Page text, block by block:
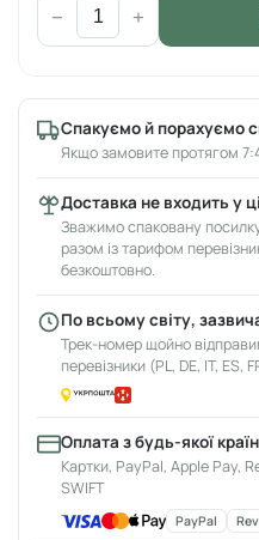
− +
Спакуємо й порахуємо
Якщо замовите протягом
Доставка не входить у
Зважимо спаковану
разом із тарифом
безкоштовно.
По всьому світу,
Трек-номер щойно
перевізники (PL, DE, IT, ES,
Оплата з будь-якої
Картки, PayPal, Apple Pay,
SWIFT
PayPal